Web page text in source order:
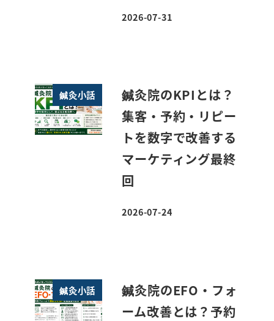
投稿日
2026-07-31
鍼灸小話
鍼灸院のKPIとは？
集客・予約・リピー
トを数字で改善する
マーケティング最終
回
投稿日
2026-07-24
鍼灸小話
鍼灸院のEFO・フォ
ーム改善とは？予約